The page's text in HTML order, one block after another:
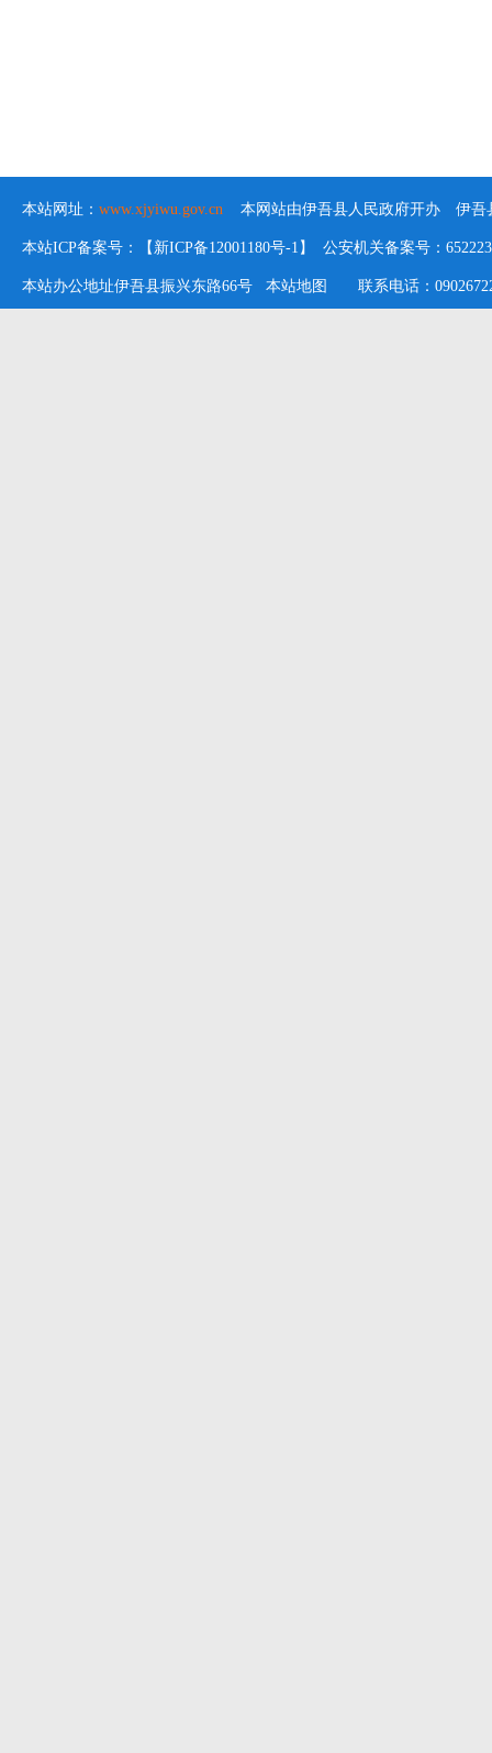
本站网址： www.xjyiwu.gov.cn 本网站由伊吾县人民政府开办 伊吾
本站ICP备案号：【新ICP备12001180号-1】 公安机关备案号：
本站办公地址伊吾县振兴东路66号 本站地图 联系电话：